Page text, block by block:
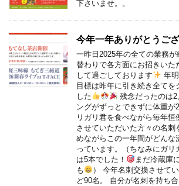
下さいませ。。
今年一年ありがとうご
一昨日2025年の全ての業務が
替わりで各方面にお招きいた
して過ごしております
年
目標は昨年に引き続き全てを
した
残念だったのは
ングがずっとできずに体重
リガリ君を食べながら毎年
させていただいた方々の名刺
めながらこの一年間がどんな
っています。（ちなみにガ
は5本でした！
まだ冷蔵庫
も
） 今年名刺交換させて
ど90名。 自分が名刺を持ち